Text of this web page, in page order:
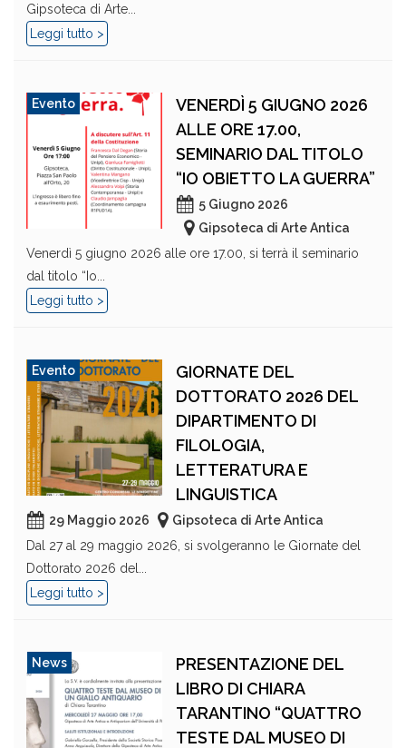
Gipsoteca di Arte...
Leggi tutto >
Evento
VENERDÌ 5 GIUGNO 2026
ALLE ORE 17.00,
SEMINARIO DAL TITOLO
“IO OBIETTO LA GUERRA”
5 Giugno 2026
Gipsoteca di Arte Antica
Venerdì 5 giugno 2026 alle ore 17.00, si terrà il seminario
dal titolo “Io...
Leggi tutto >
Evento
GIORNATE DEL
DOTTORATO 2026 DEL
DIPARTIMENTO DI
FILOLOGIA,
LETTERATURA E
LINGUISTICA
29 Maggio 2026
Gipsoteca di Arte Antica
Dal 27 al 29 maggio 2026, si svolgeranno le Giornate del
Dottorato 2026 del...
Leggi tutto >
News
PRESENTAZIONE DEL
LIBRO DI CHIARA
TARANTINO “QUATTRO
TESTE DAL MUSEO DI